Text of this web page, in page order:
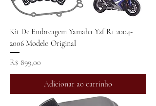
Kit De Embreagem Yamaha Yzf R1 2004-
2006 Modelo Original
Preço
R$ 899,00
Adicionar ao carrinho